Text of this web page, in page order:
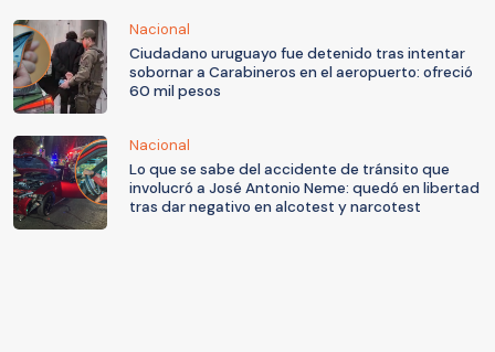
Nacional
Ciudadano uruguayo fue detenido tras intentar
sobornar a Carabineros en el aeropuerto: ofreció
60 mil pesos
Nacional
Lo que se sabe del accidente de tránsito que
involucró a José Antonio Neme: quedó en libertad
tras dar negativo en alcotest y narcotest